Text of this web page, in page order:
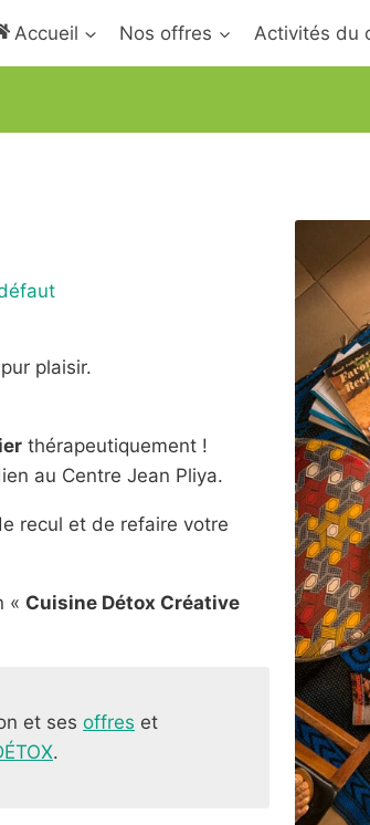
Accueil Nos offres Activités du
plaisir.
thérapeutiquement !
au Centre Jean Pliya.
recul et de refaire votre
« Cuisine Détox Créative
et ses offres et
.